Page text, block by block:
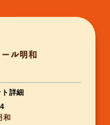
ル明和
詳細
和